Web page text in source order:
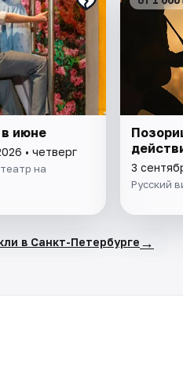
июне
• четверг
на
3
Русский
в Санкт-Петербурге →